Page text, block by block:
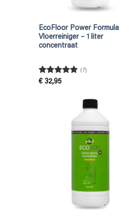
EcoFloor Power Formula
Vloerreiniger – 1 liter
concentraat
Gewaardeerd
(7)
€32,95